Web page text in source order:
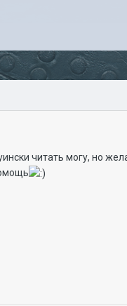
читать могу, но